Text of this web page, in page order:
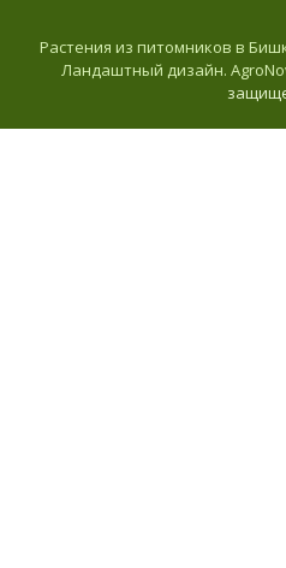
Растения из питомников в
Ландаштный дизайн.